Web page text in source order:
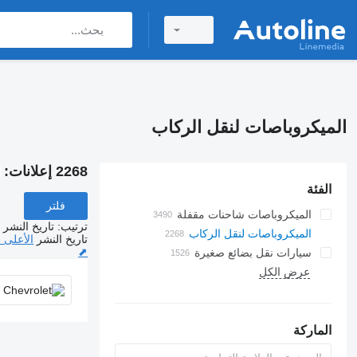
الميكروباصات لنقل الركاب
الفئة
الميكروباصات شاحنات مقفلة
الميكروباصات لنقل الركاب
سيارات نقل بضائع صغيرة
عرض الكل
الماركة
2268 إعلانات:
فلتر
ترتيب: تاريخ النشر
تاريخ النشر
⬈